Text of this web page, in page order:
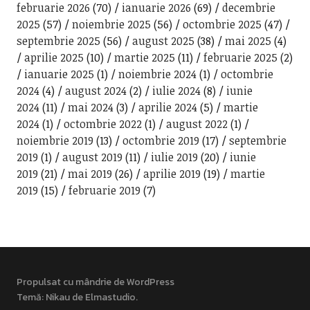
februarie 2026 (70) ianuarie 2026 (69)
decembrie
2025 (57) noiembrie 2025 (56) octombrie 2025 (47)
septembrie 2025 (56) august 2025 (38) mai 2025 (4)
aprilie 2025 (10) martie 2025 (11) februarie 2025 (2)
ianuarie 2025 (1) noiembrie 2024(1)
octombrie
2024(4) august 2024(2) iulie 2024(8)
iunie
2024(11) mai 2024(3) aprilie 2024(5)
martie
2024(1) octombrie 2022(1) august 2022(1)
noiembrie 2019 (13) octombrie 2019 (17)
septembrie
2019 (1) august 2019 (11) iulie 2019 (20)
iunie
2019 (21) mai 2019 (26) aprilie 2019 (19)
martie
2019 (15) februarie 2019 (7)
Propulsat cu mândrie de WordPress
Temă: Nikau deElmastudio.